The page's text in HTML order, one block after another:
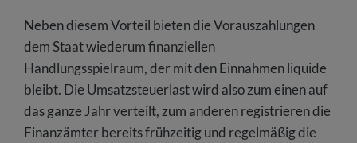
Neben diesem Vorteil bieten die Vorauszahlungen
dem Staat wiederum finanziellen
Handlungsspielraum, der mit den Einnahmen liquide
bleibt. Die Umsatzsteuerlast wird also zum einen auf
das ganze Jahr verteilt, zum anderen registrieren die
Finanzämter bereits frühzeitig und regelmäßig die